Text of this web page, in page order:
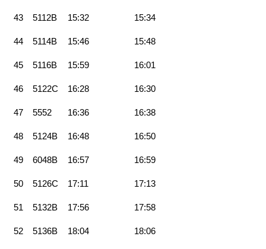
43 5112B 15:32 15:34
44 5114B 15:46 15:48
45 5116B 15:59 16:01
46 5122C 16:28 16:30
47 5552 16:36 16:38
48 5124B 16:48 16:50
49 6048B 16:57 16:59
50 5126C 17:11 17:13
51 5132B 17:56 17:58
52 5136B 18:04 18:06